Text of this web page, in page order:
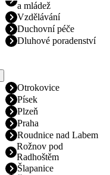
a mládež
Vzdělávání
Duchovní péče
Dluhové poradenství
Otrokovice
Písek
Plzeň
Praha
Roudnice nad Labem
Rožnov pod
Radhoštěm
Šlapanice